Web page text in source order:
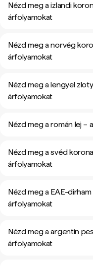
Nézd meg a izlandi
árfolyamokat
Nézd meg a norvég
árfolyamokat
Nézd meg a lengyel
árfolyamokat
Nézd meg a román lej –
Nézd meg a svéd
árfolyamokat
Nézd meg a EAE-
árfolyamokat
Nézd meg a argentin
árfolyamokat